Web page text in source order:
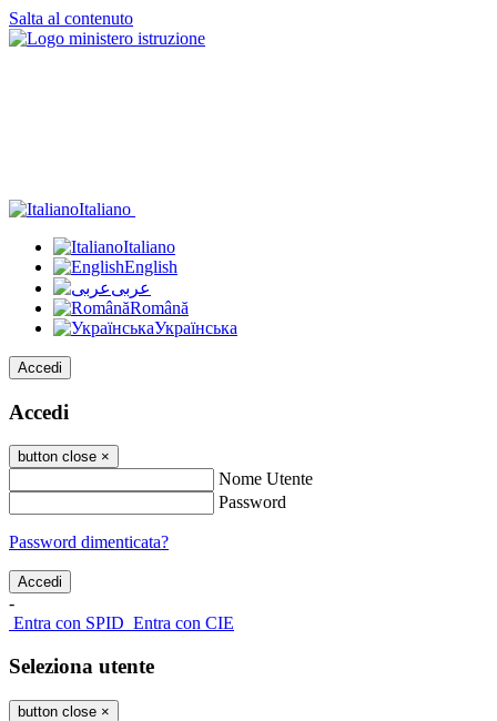
Salta al contenuto
Italiano
Italiano
English
عربى
Română
Українська
Accedi
Accedi
button close ×
Nome Utente
Password
Password dimenticata?
-
Entra con SPID Entra con CIE
Seleziona utente
button close ×